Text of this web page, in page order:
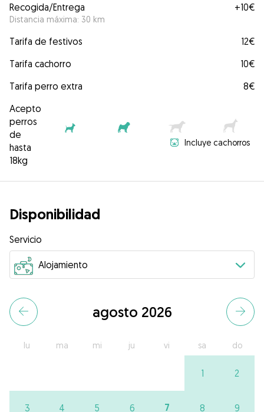
Recogida/Entrega
Distancia máxima: 30 km
+10€
Tarifa de festivos
12€
Tarifa cachorro
10€
Tarifa perro extra
8€
Acepto
perros
de
hasta
18kg
Incluye cachorros
Disponibilidad
Servicio
agosto 2026
lu ma mi ju vi sa do
1 2
3 4 5 6 7 8 9